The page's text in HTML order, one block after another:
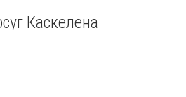
Каскелена